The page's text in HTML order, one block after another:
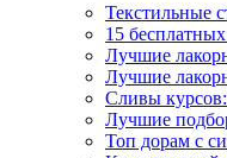
Текстильные
15
Лучшие
Лучшие
Сливы
Лучшие
Топ дорам с